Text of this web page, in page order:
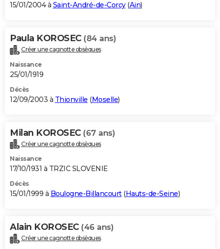
15/01/2004 à Saint-André-de-Corcy(Ain)
Paula KOROSEC (84 ans)
Créer une cagnotte obsèques
Naissance
25/01/1919
Décès
12/09/2003 à Thionville (Moselle)
Milan KOROSEC (67 ans)
Créer une cagnotte obsèques
Naissance
17/10/1931 à TRZIC SLOVENIE
Décès
15/01/1999 à Boulogne-Billancourt(Hauts-de-Seine)
Alain KOROSEC (46 ans)
Créer une cagnotte obsèques